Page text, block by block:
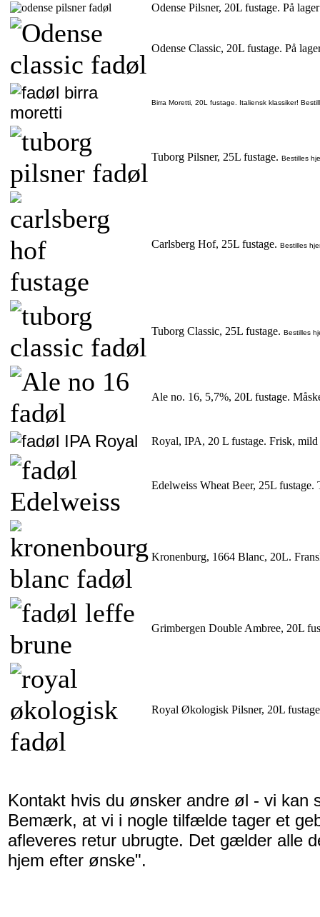
Odense Pilsner, 20L fustage. På lager
Odense Classic, 20L fustage. På
Birra Moretti, 20L fustage. Italiensk klassiker!
Tuborg Pilsner, 25L fustage. Bestilles
Carlsberg Hof, 25L fustage. Bestilles
Tuborg Classic, 25L fustage. Bestilles
Ale no. 16, 5,7%, 20L fustage.
Royal, IPA, 20 L fustage. Frisk,
Edelweiss Wheat Beer, 25L
Kronenburg, 1664 Blanc, 20L.
Grimbergen Double Ambree, 20L
Royal Økologisk Pilsner, 20L
Kontakt hvis du ønsker andre øl - vi kan
Bemærk, at vi i nogle tilfælde tager et
afleveres retur ubrugte. Det gælder alle
hjem efter ønske".